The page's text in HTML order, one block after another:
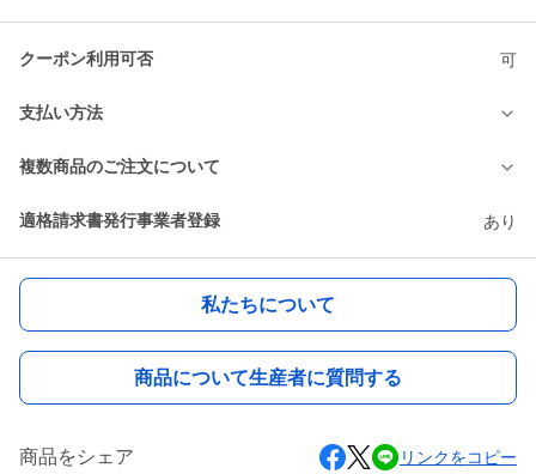
クーポン利用可否 可
支払い方法
複数商品のご注文について
適格請求書発行事業者登録 あり
私たちについて
商品について生産者に質問する
商品をシェア リンクをコピー